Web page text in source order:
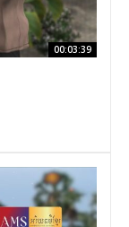
00:03:39